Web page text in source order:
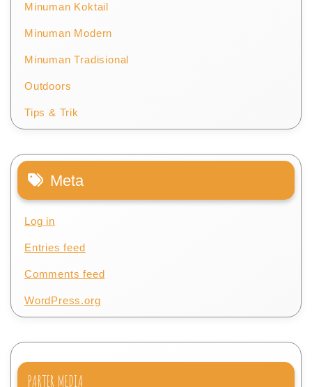
Minuman Koktail
Minuman Modern
Minuman Tradisional
Outdoors
Tips & Trik
Meta
Log in
Entries feed
Comments feed
WordPress.org
PARTER MEDIA